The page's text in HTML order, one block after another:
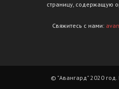
страницу, содержащую
Свяжитесь с нами:
© "Авангард" 2020 год.